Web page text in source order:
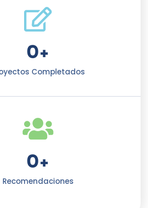
Completados
0+
Recomendaciones
0+